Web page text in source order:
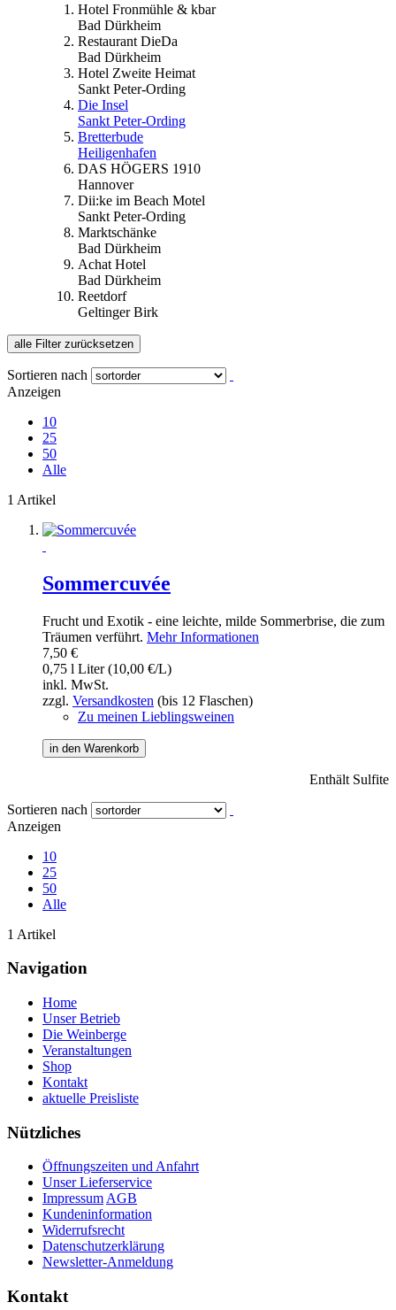
Hotel Fronmühle & kbar
Bad Dürkheim
Restaurant DieDa
Bad Dürkheim
Hotel Zweite Heimat
Sankt Peter-Ording
Die Insel
Sankt Peter-Ording
Bretterbude
Heiligenhafen
DAS HÖGERS 1910
Hannover
Dii:ke im Beach Motel
Sankt Peter-Ording
Marktschänke
Bad Dürkheim
Achat Hotel
Bad Dürkheim
Reetdorf
Geltinger Birk
alle Filter zurücksetzen
Sortieren nach
Anzeigen
10
25
50
Alle
1 Artikel
Sommercuvée
Frucht und Exotik - eine leichte, milde Sommerbrise, die zum
Träumen verführt. Mehr Informationen
7,50 €
0,75 l Liter (10,00 €/L)
inkl. MwSt.
zzgl. Versandkosten (bis 12 Flaschen)
Zu meinen Lieblingsweinen
in den Warenkorb
Enthält Sulfite
Sortieren nach
Anzeigen
10
25
50
Alle
1 Artikel
Navigation
Home
Unser Betrieb
Die Weinberge
Veranstaltungen
Shop
Kontakt
aktuelle Preisliste
Nützliches
Öffnungszeiten und Anfahrt
Unser Lieferservice
Impressum AGB
Kundeninformation
Widerrufsrecht
Datenschutzerklärung
Newsletter-Anmeldung
Kontakt